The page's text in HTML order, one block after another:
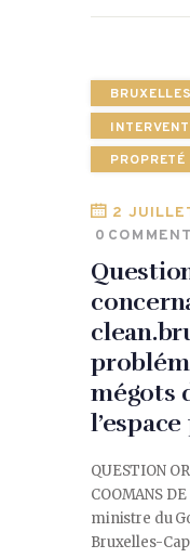
BRUXELLES
PROPRETÉ
2
0
mégots
QUESTION
COOMANS
ministre du
Bruxelles-